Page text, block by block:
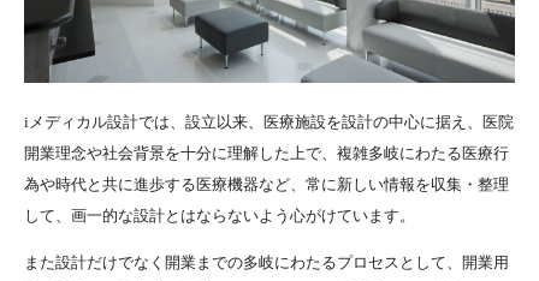
iメディカル設計では、設立以来、医療施設を設計の中心に据え、医院
開業理念や社会背景を十分に理解した上で、複雑多岐にわたる医療行
為や時代と共に進歩する医療機器など、常に新しい情報を収集・整理
して、画一的な設計とはならないよう心がけています。
また設計だけでなく開業までの多岐にわたるプロセスとして、開業用